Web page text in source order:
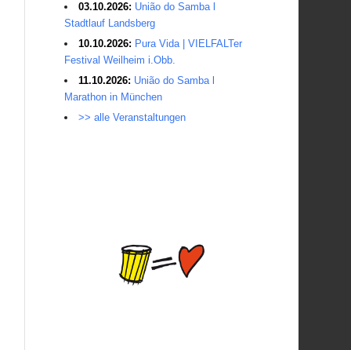
03.10.2026: União do Samba l
Stadtlauf Landsberg
10.10.2026: Pura Vida | VIELFALTer
Festival Weilheim i.Obb.
11.10.2026: União do Samba l
Marathon in München
>> alle Veranstaltungen
least two or three questions in the exam
process, especially for students with
normal psychological quality. When the